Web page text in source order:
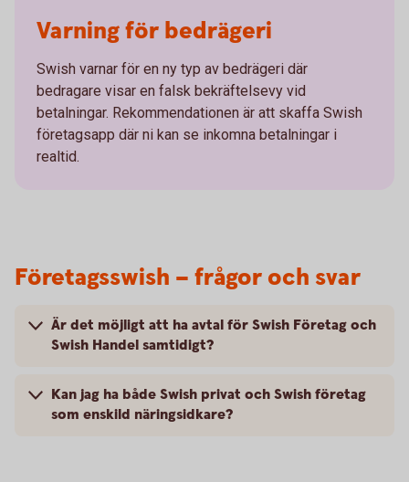
Varning för bedrägeri
Swish varnar för en ny typ av bedrägeri där
bedragare visar en falsk bekräftelsevy vid
betalningar. Rekommendationen är att skaffa Swish
företagsapp där ni kan se inkomna betalningar i
realtid.
Företagsswish – frågor och svar
Är det möjligt att ha avtal för Swish Företag och
Swish Handel samtidigt?
Kan jag ha både Swish privat och Swish företag
som enskild näringsidkare?